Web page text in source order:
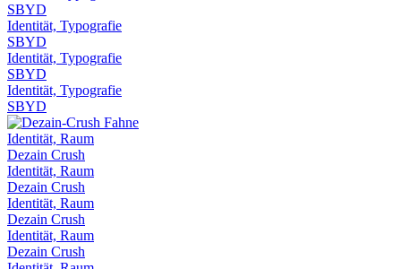
SBYD
Identität, Typografie
SBYD
Identität, Typografie
SBYD
Identität, Typografie
SBYD
Identität, Raum
Dezain Crush
Identität, Raum
Dezain Crush
Identität, Raum
Dezain Crush
Identität, Raum
Dezain Crush